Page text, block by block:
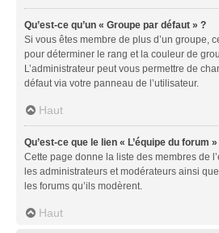
Qu’est-ce qu’un « Groupe par défaut » ?
Si vous êtes membre de plus d’un groupe,
pour déterminer le rang et la couleur de
L’administrateur peut vous permettre de
défaut via votre panneau de l’utilisateur.
Haut
Qu’est-ce que le lien « L’équipe du forum »
Cette page donne la liste des membres de
les administrateurs et modérateurs ainsi
les forums qu’ils modèrent.
Haut